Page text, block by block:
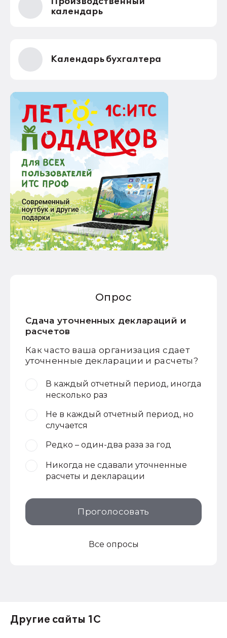
календарь
Календарь бухгалтера
Опрос
Сдача уточненных деклараций и
расчетов
Как часто ваша организация сдает
уточненные декларации и расчеты?
В каждый отчетный период, иногда
несколько раз
Не в каждый отчетный период, но
случается
Редко – один-два раза за год
Никогда не сдавали уточненные
расчеты и декларации
Проголосовать
Все опросы
Другие сайты 1С